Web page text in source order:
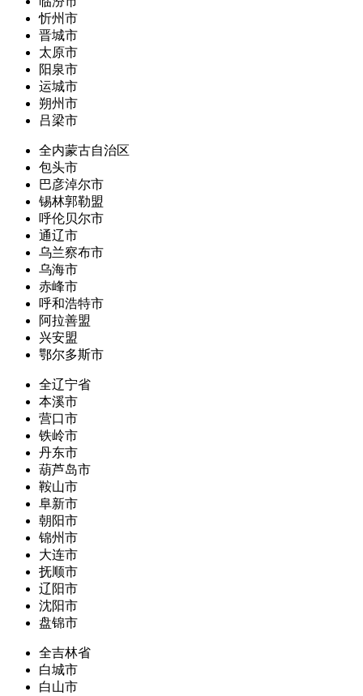
忻州市
晋城市
太原市
阳泉市
运城市
朔州市
吕梁市
全内蒙古自治区
包头市
巴彦淖尔市
锡林郭勒盟
呼伦贝尔市
通辽市
乌兰察布市
乌海市
赤峰市
呼和浩特市
阿拉善盟
兴安盟
鄂尔多斯市
全辽宁省
本溪市
营口市
铁岭市
丹东市
葫芦岛市
鞍山市
阜新市
朝阳市
锦州市
大连市
抚顺市
辽阳市
沈阳市
盘锦市
全吉林省
白城市
白山市